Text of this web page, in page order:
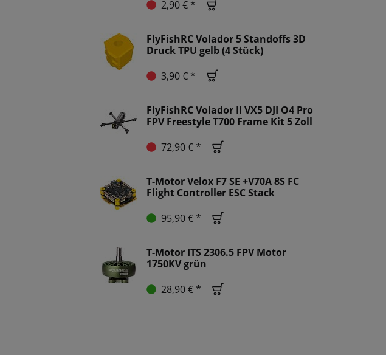
2,90 € *
FlyFishRC Volador 5 Standoffs 3D
Druck TPU gelb (4 Stück)
3,90 € *
FlyFishRC Volador II VX5 DJI O4 Pro
FPV Freestyle T700 Frame Kit 5 Zoll
72,90 € *
T-Motor Velox F7 SE +V70A 8S FC
Flight Controller ESC Stack
95,90 € *
T-Motor ITS 2306.5 FPV Motor
1750KV grün
28,90 € *